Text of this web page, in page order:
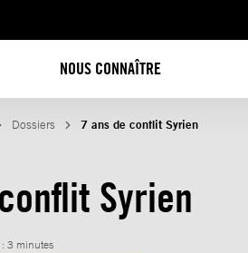
NOUS CONNAÎTRE
Dossiers 7 ans de conflit Syrien
Syrien
3 minutes